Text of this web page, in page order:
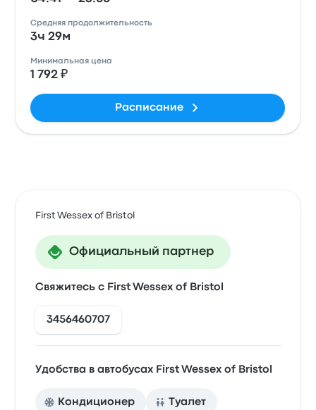
Средняя продолжительность
3ч 29м
Минимальная цена
1 792 ₽
Расписание
First Wessex of Bristol
Официальный партнер
Свяжитесь с First Wessex of Bristol
3456460707
Удобства в автобусах First Wessex of Bristol
Кондиционер Туалет